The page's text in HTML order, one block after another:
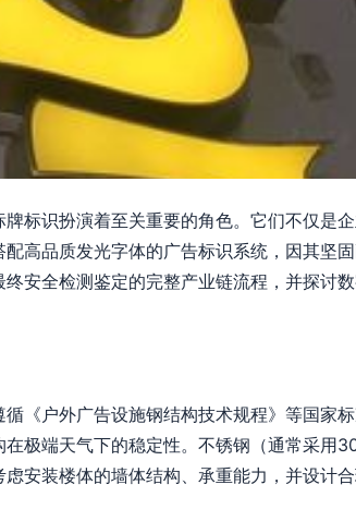
标识扮演着至关重要的角色。它们不仅是
高品质发光字体的广告标识系统，因其坚
安全检测鉴定的完整产业链流程，并探讨
《户外广告设施钢结构技术规程》等国家
极端天气下的稳定性。不锈钢（通常采用
安装楼体的墙体结构、承重能力，并设计合